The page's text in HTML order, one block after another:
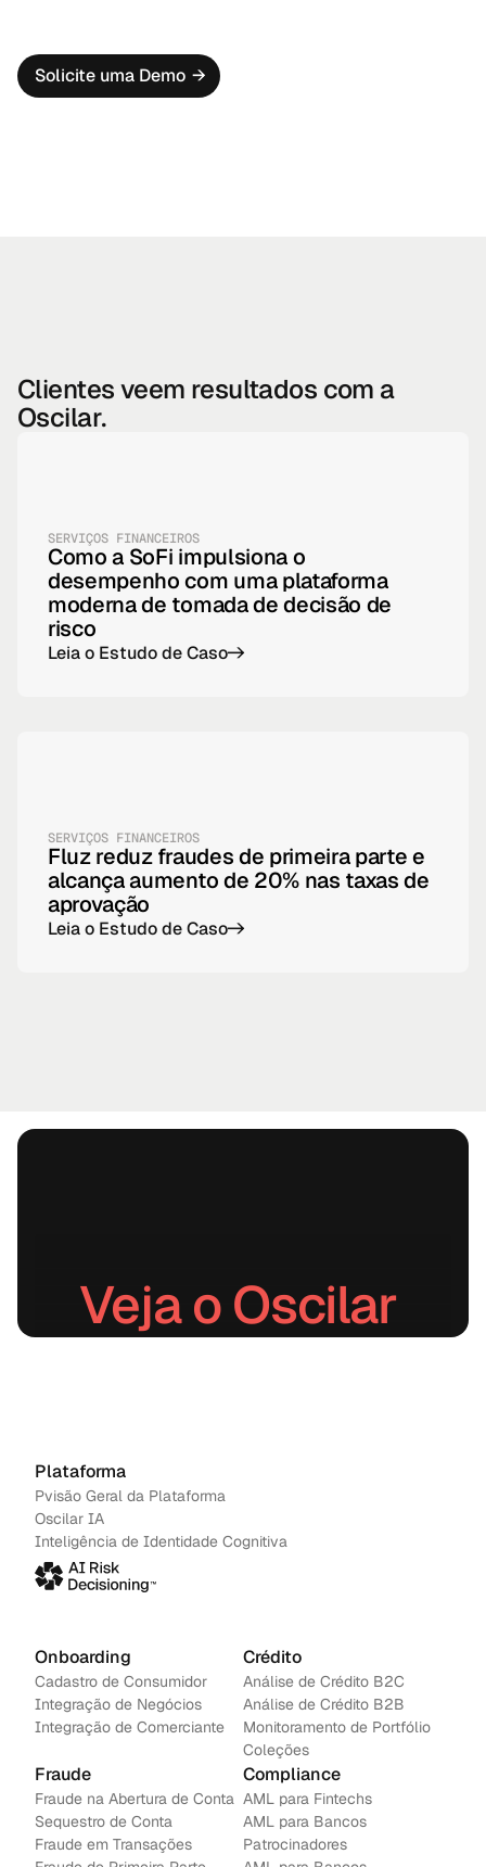
Solicite uma Demo →
Clientes veem resultados com a
Oscilar.
SERVIÇOS FINANCEIROS
Como a SoFi impulsiona o
desempenho com uma plataforma
moderna de tomada de decisão de
risco
Leia o Estudo de Caso->
SERVIÇOS FINANCEIROS
Fluz reduz fraudes de primeira parte e
alcança aumento de 20% nas taxas de
aprovação
Leia o Estudo de Caso->
Veja o Oscilar
Plataforma
Pvisão Geral da Plataforma
Oscilar IA
Inteligência de Identidade Cognitiva
Onboarding
Cadastro de Consumidor
Integração de Negócios
Integração de Comerciante
Crédito
Análise de Crédito B2C
Análise de Crédito B2B
Monitoramento de Portfólio
Coleções
Fraude
Fraude na Abertura de Conta
Sequestro de Conta
Fraude em Transações
Compliance
AML para Fintechs
AML para Bancos
Patrocinadores